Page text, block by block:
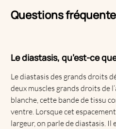
Questions
Le diastasis, qu’est-ce
Le diastasis des grands droits
deux muscles grands droits de
blanche, cette bande de tissu
ventre. Lorsque cet
largeur, on parle de diastasis. Il